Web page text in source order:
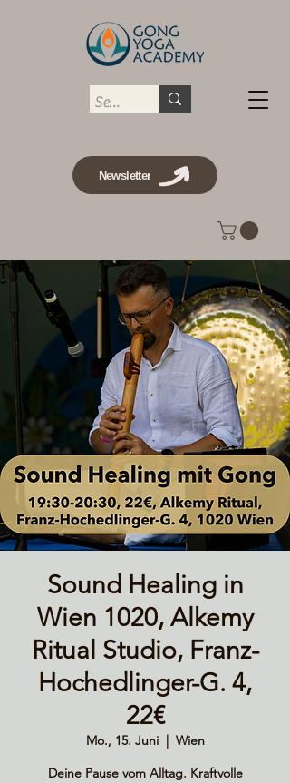
Newsletter
Sound Healing in
Wien 1020, Alkemy
Ritual Studio, Franz-
Hochedlinger-G. 4,
22€
Mo., 15. Juni
  |
Wien
Deine Pause vom Alltag. Kraftvolle